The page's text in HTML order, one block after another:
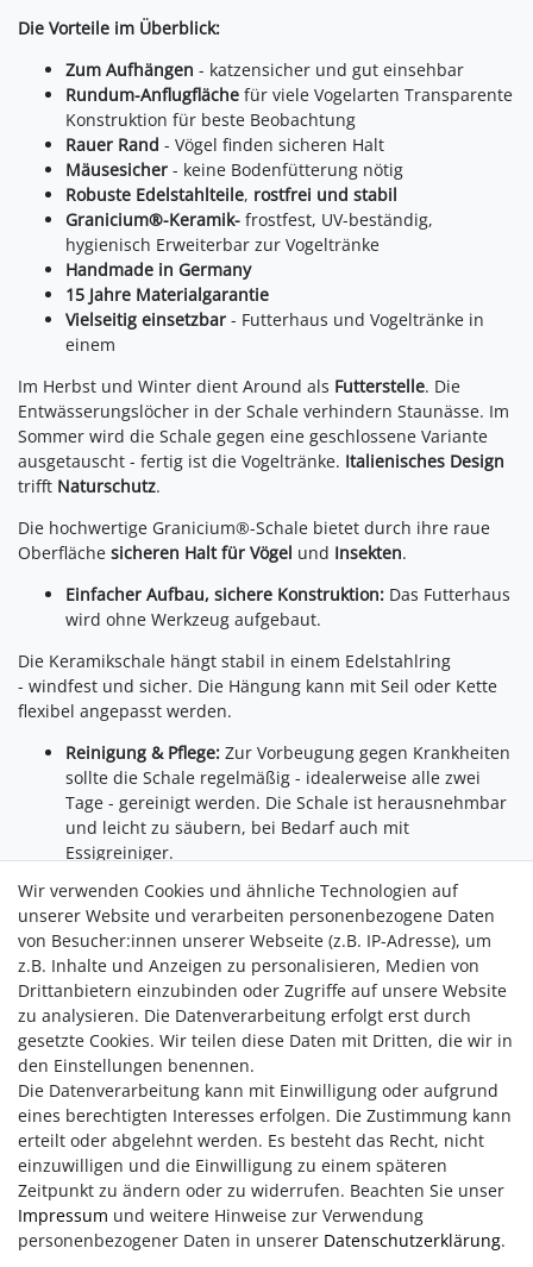
Die Vorteile im Überblick:
Zum Aufhängen - katzensicher und gut einsehbar
Rundum-Anflugfläche für viele Vogelarten Transparente
Konstruktion für beste Beobachtung
Rauer Rand - Vögel finden sicheren Halt
Mäusesicher - keine Bodenfütterung nötig
Robuste Edelstahlteile, rostfrei und stabil
Granicium®-Keramik- frostfest, UV-beständig,
hygienisch Erweiterbar zur Vogeltränke
Handmade in Germany
15 Jahre Materialgarantie
Vielseitig einsetzbar - Futterhaus und Vogeltränke in
einem
Im Herbst und Winter dient Around als Futterstelle. Die
Entwässerungslöcher in der Schale verhindern Staunässe. Im
Sommer wird die Schale gegen eine geschlossene Variante
ausgetauscht - fertig ist die Vogeltränke. Italienisches Design
trifft Naturschutz.
Die hochwertige Granicium®-Schale bietet durch ihre raue
Oberfläche sicheren Halt für Vögel und Insekten.
Einfacher Aufbau, sichere Konstruktion: Das Futterhaus
wird ohne Werkzeug aufgebaut.
Die Keramikschale hängt stabil in einem Edelstahlring
- windfest und sicher. Die Hängung kann mit Seil oder Kette
flexibel angepasst werden.
Reinigung & Pflege: Zur Vorbeugung gegen Krankheiten
sollte die Schale regelmäßig - idealerweise alle zwei
Tage - gereinigt werden. Die Schale ist herausnehmbar
und leicht zu säubern, bei Bedarf auch mit
Essigreiniger.
Fazit:Around ist mehr als ein Futterhaus- Es ist einelegantes,
langlebiges Systemzurganzjährigen Vogelversorgung . Sicher,
durchdacht und hochwertig - idealfür alle, die Vögel lieben
und ihnen ein geschütztes Plätzchenbieten möchten.
Impressum AGB Daten­schutz­erklärung
Wir verwenden Cookies und ähnliche Technologien auf
unserer Website und verarbeiten personenbezogene Daten
von Besucher:innen unserer Webseite (z.B. IP-Adresse), um
z.B. Inhalte und Anzeigen zu personalisieren, Medien von
Drittanbietern einzubinden oder Zugriffe auf unsere Website
zu analysieren. Die Datenverarbeitung erfolgt erst durch
gesetzte Cookies. Wir teilen diese Daten mit Dritten, die wir in
den Einstellungen benennen.
Die Datenverarbeitung kann mit Einwilligung oder aufgrund
eines berechtigten Interesses erfolgen. Die Zustimmung kann
erteilt oder abgelehnt werden. Es besteht das Recht, nicht
einzuwilligen und die Einwilligung zu einem späteren
Zeitpunkt zu ändern oder zu widerrufen. Beachten Sie unser
Impressum und weitere Hinweise zur Verwendung
personenbezogener Daten in unserer Daten­schutz­erklärung.